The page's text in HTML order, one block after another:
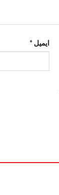
ایمیل *